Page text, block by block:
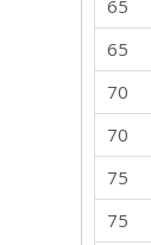
65
65
70
70
75
75